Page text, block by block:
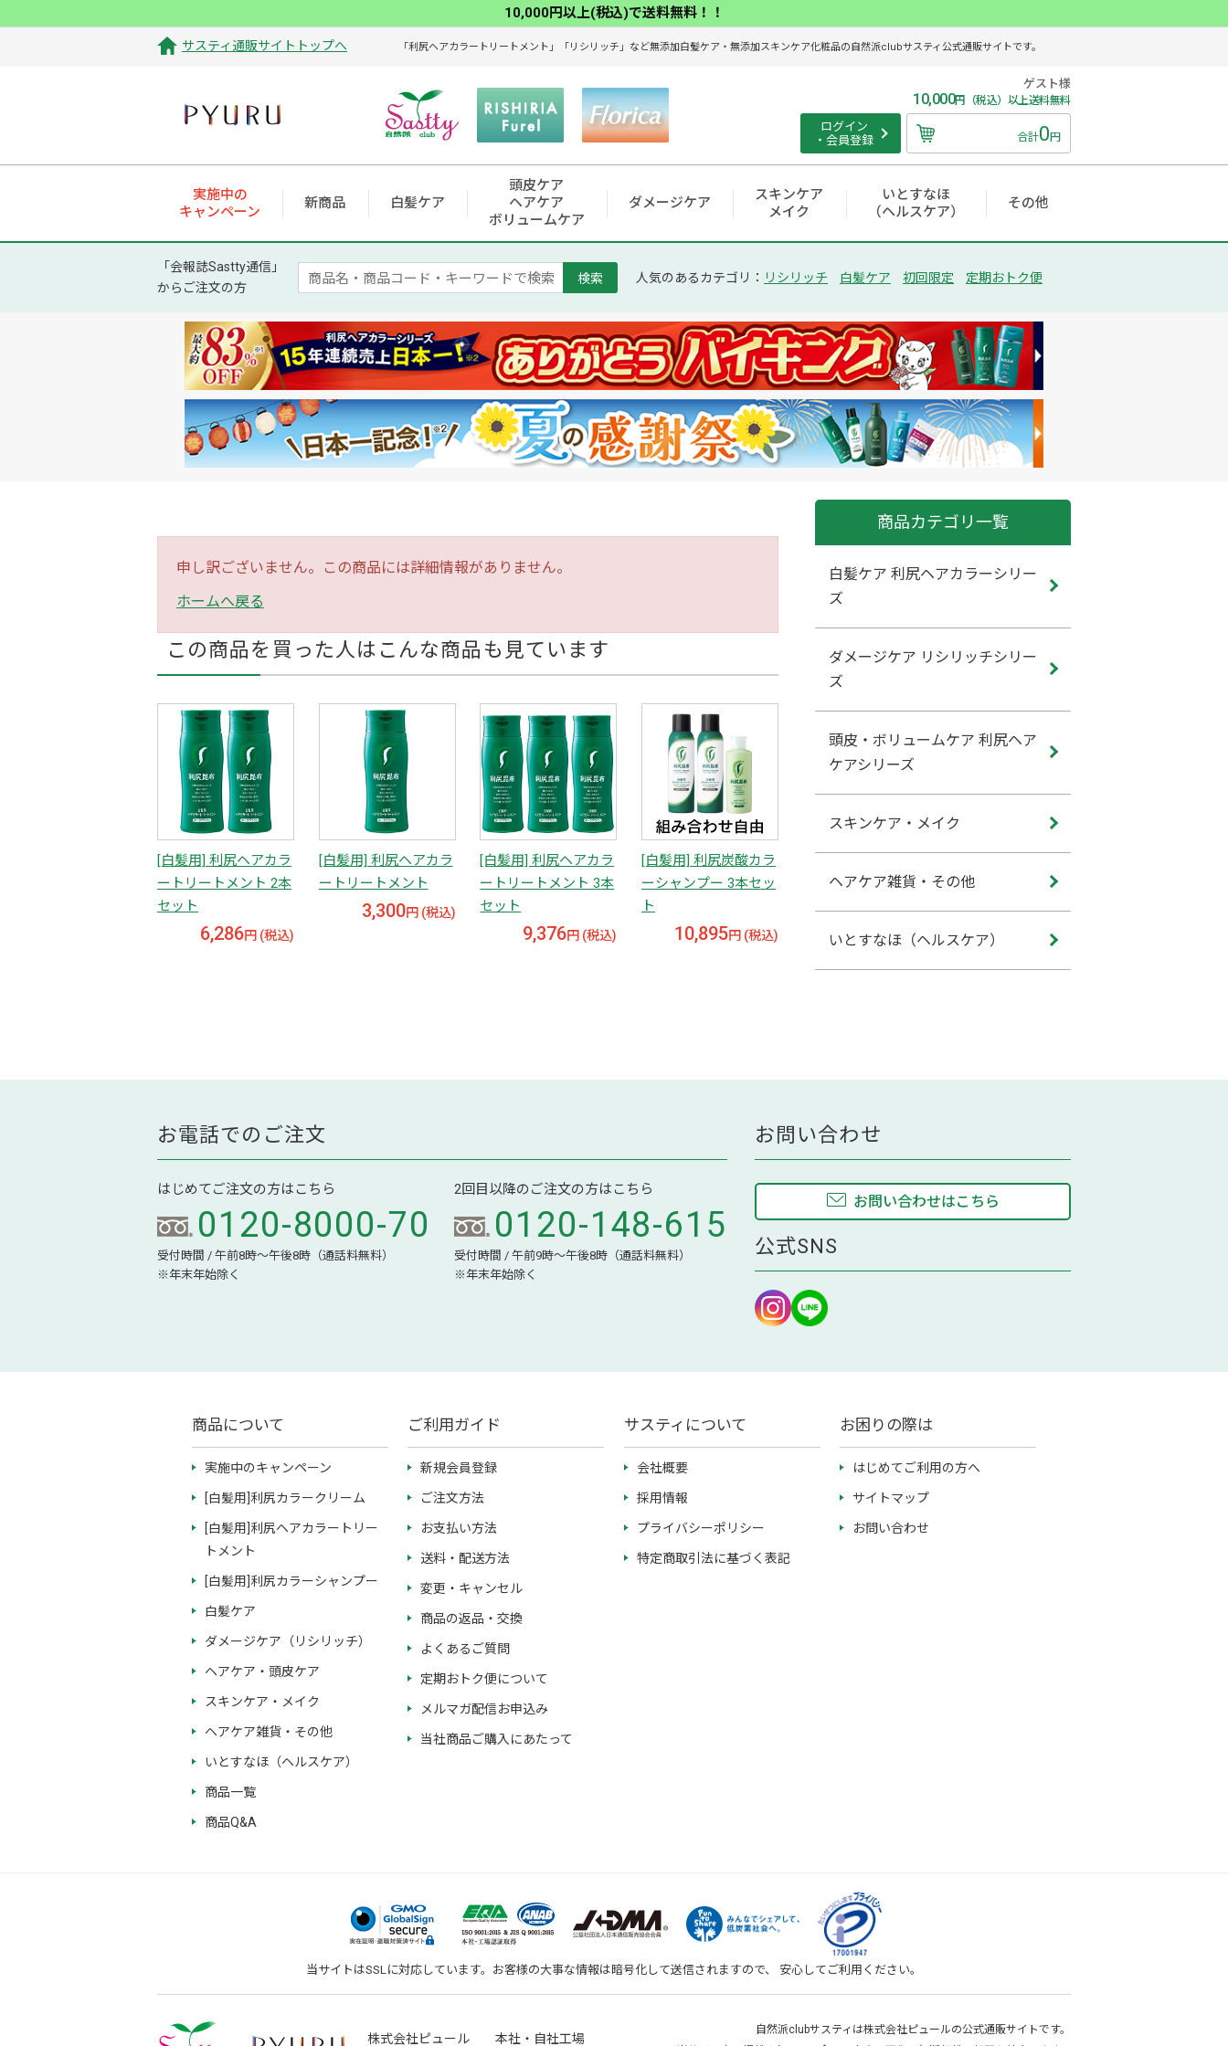
10,000円以上(税込)で送料無料！！
サスティ通販サイトトップへ 「利尻ヘアカラートリートメント」「リシリッチ」など無添加白髪ケア・無添加スキンケア化粧品の自然派clubサスティ公式通販サイトです。
ログイン
・会員登録
ゲスト様
10,000円（税込）以上送料無料
合計0円
実施中の
キャンペーン
新商品 白髪ケア
頭皮ケア
ヘアケア
ボリュームケア
ダメージケア
スキンケア
メイク
いとすなほ
（ヘルスケア）
その他
「会報誌Sastty通信」
からご注文の方
検索 人気のあるカテゴリ： リシリッチ 白髪ケア 初回限定 定期おトク便
申し訳ございません。この商品には詳細情報がありません。
ホームへ戻る
この商品を買った人はこんな商品も見ています
[白髪用] 利尻ヘアカラ
ートリートメント 2本
セット
6,286円 (税込)
[白髪用] 利尻ヘアカラ
ートリートメント
3,300円 (税込)
[白髪用] 利尻ヘアカラ
ートリートメント 3本
セット
9,376円 (税込)
[白髪用] 利尻炭酸カラ
ーシャンプー 3本セッ
ト
10,895円 (税込)
商品カテゴリ一覧
白髪ケア 利尻ヘアカラーシリー
ズ
ダメージケア リシリッチシリー
ズ
頭皮・ボリュームケア 利尻ヘア
ケアシリーズ
スキンケア・メイク
ヘアケア雑貨・その他
いとすなほ（ヘルスケア）
お電話でのご注文
はじめてご注文の方はこちら
0120-8000-70
受付時間 / 午前8時～午後8時（通話料無料）
※年末年始除く
2回目以降のご注文の方はこちら
0120-148-615
受付時間 / 午前9時～午後8時（通話料無料）
※年末年始除く
お問い合わせ
お問い合わせはこちら
公式SNS
商品について
実施中のキャンペーン
[白髪用]利尻カラークリーム
[白髪用]利尻ヘアカラートリー
トメント
[白髪用]利尻カラーシャンプー
白髪ケア
ダメージケア（リシリッチ）
ヘアケア・頭皮ケア
スキンケア・メイク
ヘアケア雑貨・その他
いとすなほ（ヘルスケア）
商品一覧
商品Q&A
ご利用ガイド
新規会員登録
ご注文方法
お支払い方法
送料・配送方法
変更・キャンセル
商品の返品・交換
よくあるご質問
定期おトク便について
メルマガ配信お申込み
当社商品ご購入にあたって
サスティについて
会社概要
採用情報
プライバシーポリシー
特定商取引法に基づく表記
お困りの際は
はじめてご利用の方へ
サイトマップ
お問い合わせ
当サイトはSSLに対応しています。お客様の大事な情報は暗号化して送信されますので、 安心してご利用ください。
株式会社ピュール 本社・自社工場
自然派clubサスティは株式会社ピュールの公式通販サイトです。